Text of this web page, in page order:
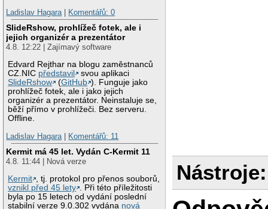
Ladislav Hagara | Komentářů: 0
SlideRshow, prohlížeč fotek, ale i
jejich organizér a prezentátor
4.8. 12:22 | Zajímavý software
Edvard Rejthar na blogu zaměstnanců
CZ.NIC představil
svou aplikaci
SlideRshow
(GitHub ). Funguje jako
prohlížeč fotek, ale i jako jejich
organizér a prezentátor. Neinstaluje se,
běží přímo v prohlížeči. Bez serveru.
Offline.
Ladislav Hagara | Komentářů: 11
Kermit má 45 let. Vydán C-Kermit 11
4.8. 11:44 | Nová verze
Kermit , tj. protokol pro přenos souborů,
vznikl před 45 lety . Při této příležitosti
byla po 15 letech od vydání poslední
stabilní verze 9.0.302 vydána nová
Nástroje: